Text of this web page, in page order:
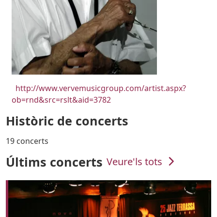
URL
http://www.vervemusicgroup.com/artist.aspx?
ob=rnd&src=rslt&aid=3782
Històric de concerts
19 concerts
Últims concerts Veure'ls tots